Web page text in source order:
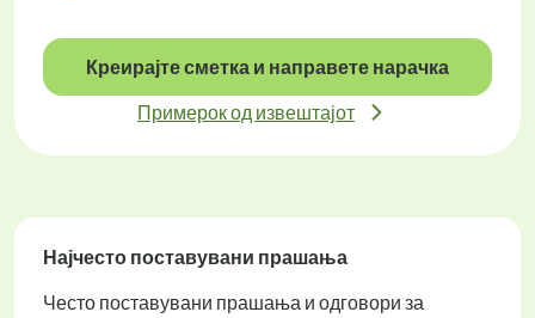
Креирајте сметка и направете нарачка
Примерок од извештајот
Најчесто поставувани прашања
Често поставувани прашања и одговори за